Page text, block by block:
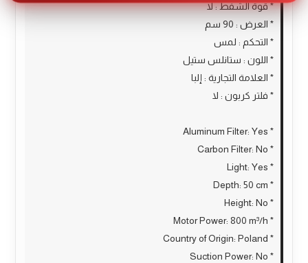
* قوة الشفط : لا
* العرض : 90 سم
* التحكم : لمس
* اللون : ستانلس ستيل
* العلامة التجارية : إلبا
* فلتر كربون : لا
* Aluminum Filter: Yes
* Carbon Filter: No
* Light: Yes
* Depth: 50 cm
* Height: No
* Motor Power: 800 m³/h
* Country of Origin: Poland
* Suction Power: No